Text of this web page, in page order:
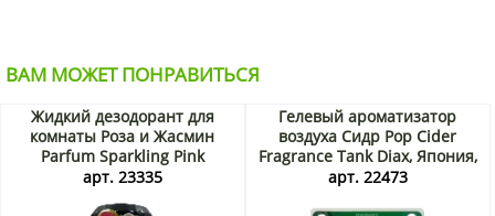
ВАМ МОЖЕТ ПОНРАВИТЬСЯ
Жидкий дезодорант для
комнаты Роза и Жасмин
Parfum Sparkling Pink
Kobayashi, Япония, 400 мл
арт. 23335
Гелевый ароматизатор
воздуха Сидр Pop Cider
Fragrance Tank Diax, Япония,
145 г
арт. 22473